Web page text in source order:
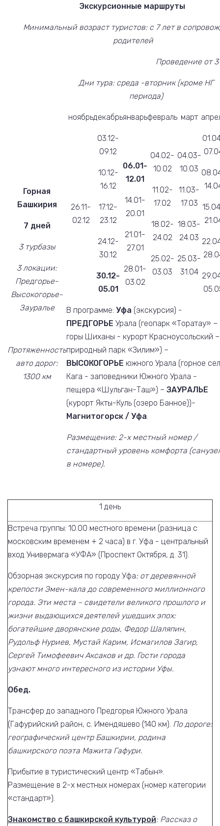
Экскурсионные маршруты
Минимальный возраст туристов: с 7 лет в
родителей
Проведение от
Горная
Башкирия
7 дней
3 турбазы
3 локации:
Предгорье-
Высокогорье-
Зауралье
Протяженность
авто дорог:
1300 км
Дни тура: среда -вторник (кроме НГ
периода)
ноябрьдекабрьянварьфевраль март
26.11-
02.12
03.12-
09.12
10.12-
16.12
17.12-
23.12
24.12-
30.12
30.12-
05.01
06.01-
12.01
14.01-
20.01
21.01-
27.01
28.01-
03.02
04.02-
10.02
11.02-
17.02
18.02-
24.02
25.02-
03.03
04.03-
10.03
11.03-
17.03
18.03-
24.03
25.03-
31.04
В программе: Уфа (экскурсия) -
ПРЕДГОРЬЕ Урала (геопарк «Торатау» –
горы Шиханы - курорт Красноусольский –
природный парк «Зилим») –
ВЫСОКОГОРЬЕ южного Урала (горное
Кага - заповедники Южного Урала -
пещера «Шульган-Таш») – ЗАУРАЛЬЕ
(курорт Якты-Куль (озеро Банное))-
Магнитогорск / Уфа.
Размещение: 2-х местный номер /
стандартный уровень комфорта
в номере).
1 день
Встреча группы: 10.00 местного времени (разница с
московским временем + 2 часа) в г. Уфа - центральный
вход Универмага «УФА» (Проспект Октября, д. 31).
Обзорная экскурсия по городу Уфа: от деревянной
крепости Эмен-кала до современного миллионного
города. Эти места – свидетели великого прошлого и
жизни выдающихся деятелей ушедших эпох:
богатейшие дворянские роды, Федор Шаляпин,
Рудольф Нуриев, Мустай Карим, Исмагилов Загир,
Сергей Тимофеевич Аксаков и др. Гости города
узнают много интересного из истории Уфы.
Обед.
Трансфер до западного Предгорья Южного Урала
(Гафурийский район, с. Имендяшево (140 км). По дороге:
географический центр Башкирии, родина
башкирского поэта Мажита Гафури.
Прибытие в туристический центр «Табын».
Размещение в 2-х местных номерах (номер категории
«стандарт»).
Знакомство с башкирской культурой: Рассказ о